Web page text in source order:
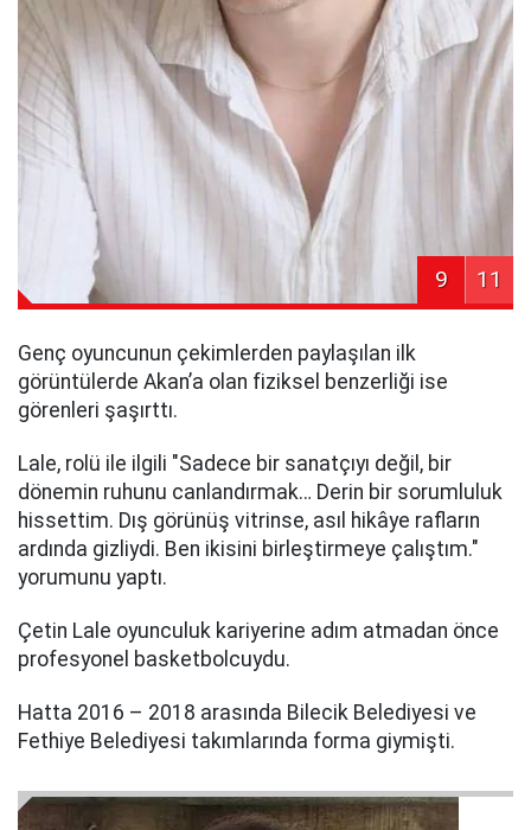
9 11
Genç oyuncunun çekimlerden paylaşılan ilk
görüntülerde Akan’a olan fiziksel benzerliği ise
görenleri şaşırttı.
Lale, rolü ile ilgili "Sadece bir sanatçıyı değil, bir
dönemin ruhunu canlandırmak… Derin bir sorumluluk
hissettim. Dış görünüş vitrinse, asıl hikâye rafların
ardında gizliydi. Ben ikisini birleştirmeye çalıştım."
yorumunu yaptı.
Çetin Lale oyunculuk kariyerine adım atmadan önce
profesyonel basketbolcuydu.
Hatta 2016 – 2018 arasında Bilecik Belediyesi ve
Fethiye Belediyesi takımlarında forma giymişti.